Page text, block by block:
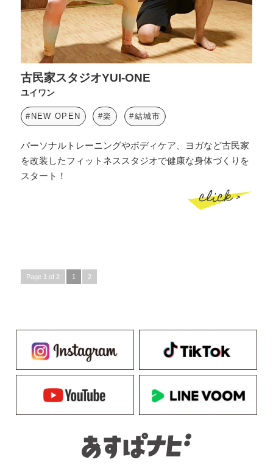
古民家スタジオYUI-ONE
ユイワン
#NEW OPEN #楽 #結城市
パーソナルトレーニングやボディケア、ヨガなど古民家
を改装したフィットネススタジオで健康な身体づくりを
スタート！
click >
Page 1 of 2 1 2